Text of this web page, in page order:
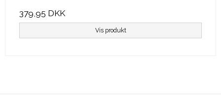
379,95 DKK
Vis produkt